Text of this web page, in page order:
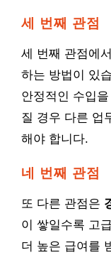
세 번째 관점
세 번째 관점에
하는 방법이 있
안정적인 수입
질 경우 다른 업
해야 합니다.
네 번째 관점
또 다른 관점은
이 쌓일수록 고
더 높은 급여를